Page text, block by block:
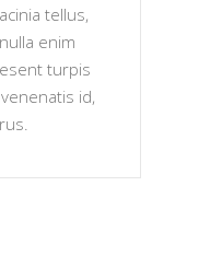
tellus,
enim
turpis
id,